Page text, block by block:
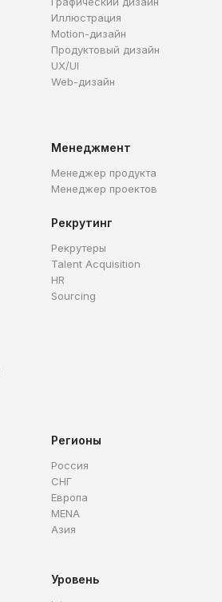
Иллюстрация
Motion-дизайн
Продуктовый дизайн
UX/UI
Web-дизайн
Менеджмент
Менеджер продукта
Менеджер проектов
Рекрутинг
Рекрутеры
Talent Acquisition
HR
Sourcing
Регионы
Россия
СНГ
Европа
MENA
Азия
Уровень